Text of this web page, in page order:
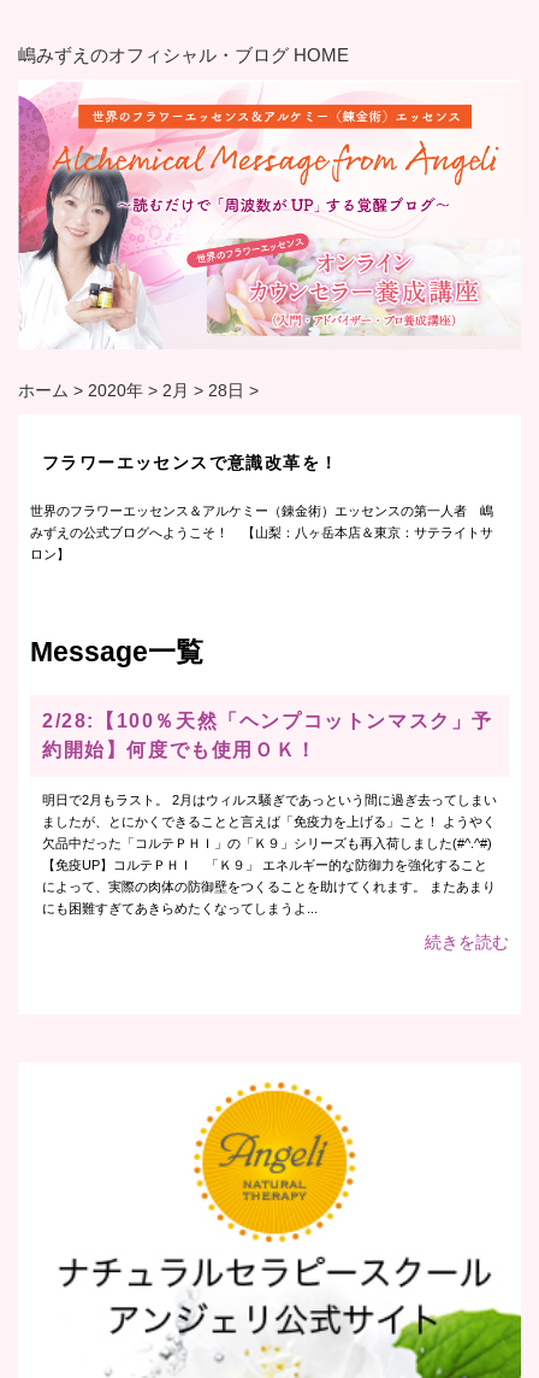
嶋みずえのオフィシャル・ブログ HOME
ホーム > 2020年 > 2月 > 28日 >
フラワーエッセンスで意識改革を！
世界のフラワーエッセンス＆アルケミー（錬金術）エッセンスの第一人者 嶋
みずえの公式ブログへようこそ！ 【山梨：八ヶ岳本店＆東京：サテライトサ
ロン】
Message一覧
2/28:【100％天然「ヘンプコットンマスク」予
約開始】何度でも使用ＯＫ！
明日で2月もラスト。 2月はウィルス騒ぎであっという間に過ぎ去ってしまい
ましたが、とにかくできることと言えば「免疫力を上げる」こと！ ようやく
欠品中だった「コルテＰＨＩ」の「Ｋ９」シリーズも再入荷しました(#^.^#)
【免疫UP】コルテＰＨＩ 「Ｋ９」 エネルギー的な防御力を強化すること
によって、実際の肉体の防御壁をつくることを助けてくれます。 またあまり
にも困難すぎてあきらめたくなってしまうよ...
続きを読む